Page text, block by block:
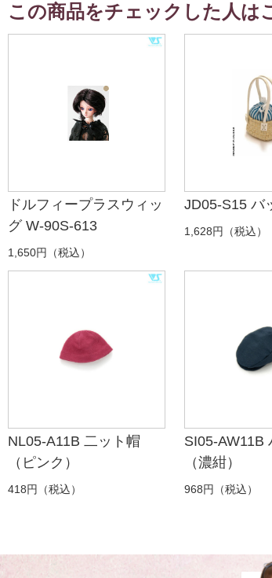
この商品をチェックした人は
ドルフィープラスウィッ
グ W-90S-613
1,650円（税込）
JD05-S15 バ
1,628円（税込）
NL05-A11B 二ット帽
（ピンク）
418円（税込）
SI05-AW11B
（濃紺）
968円（税込）